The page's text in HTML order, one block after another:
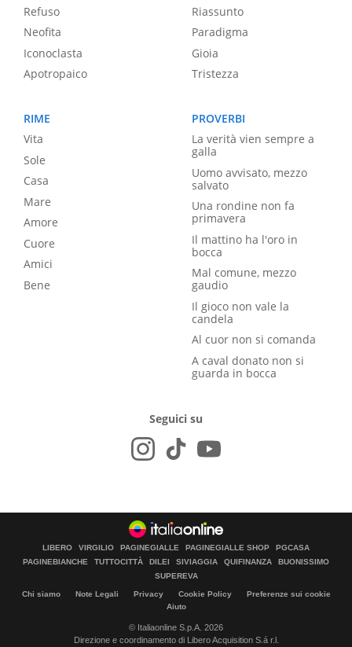
Refuso
Neofita
Iconoclasta
Apotropaico
Riassunto
Paradigma
Gioia
Tristezza
RIME
Vita
Sole
Casa
Mare
Amore
Cuore
Amici
Bene
PROVERBI
La verità vien sempre a
galla
Uomo avvisato, mezzo
salvato
Una rondine non fa
primavera
Il mattino ha l'oro in
bocca
Mal comune, mezzo
gaudio
Il gioco non vale la
candela
Al cuor non si comanda
A caval donato non si
guarda in bocca
Seguici su
LIBERO VIRGILIO PAGINEGIALLE PAGINEGIALLE SHOP
PGCASA
PAGINEBIANCHE
TUTTOCITTÀ DILEI SIVIAGGIA QUIFINANZA
BUONISSIMO
SUPEREVA
Chi siamo Note Legali Privacy Cookie Policy
Preferenze sui cookie
Aiuto
© Italiaonline S.p.A. 2026
Direzione e coordinamento di Libero Acquisition S.á r.l.